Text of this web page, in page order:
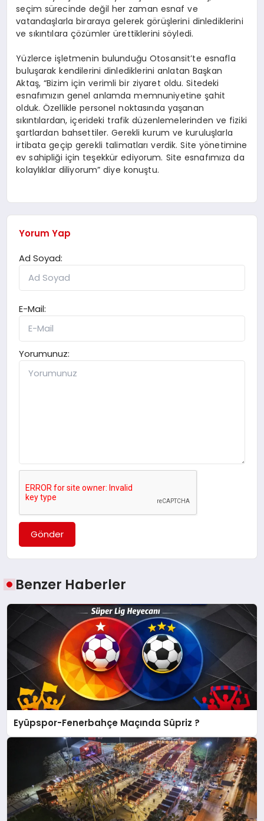
seçim sürecinde değil her zaman esnaf ve
vatandaşlarla biraraya gelerek görüşlerini dinlediklerini
ve sıkıntılara çözümler ürettiklerini söyledi.
Yüzlerce işletmenin bulunduğu Otosansit’te esnafla
buluşarak kendilerini dinlediklerini anlatan Başkan
Aktaş, “Bizim için verimli bir ziyaret oldu. Sitedeki
esnafımızın genel anlamda memnuniyetine şahit
olduk. Özellikle personel noktasında yaşanan
sıkıntılardan, içerideki trafik düzenlemelerinden ve fiziki
şartlardan bahsettiler. Gerekli kurum ve kuruluşlarla
irtibata geçip gerekli talimatları verdik. Site yönetimine
ev sahipliği için teşekkür ediyorum. Site esnafımıza da
kolaylıklar diliyorum” diye konuştu.
Yorum Yap
Ad Soyad:
E-Mail:
Yorumunuz:
Gönder
Benzer Haberler
Eyüpspor-Fenerbahçe Maçında Süpriz ?